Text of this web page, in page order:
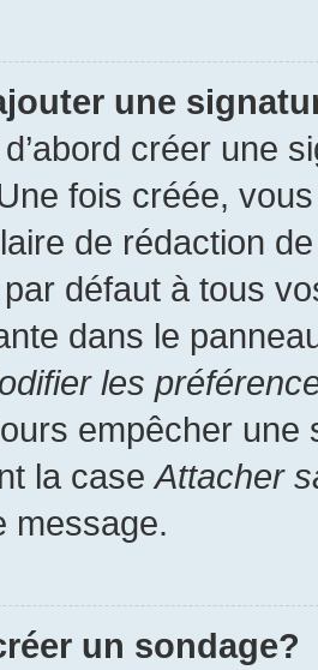
une
créer une
Une fois créée,
de rédaction
défaut à tous
dans le
les
empêcher une
la case Attacher
message.
un sondage?